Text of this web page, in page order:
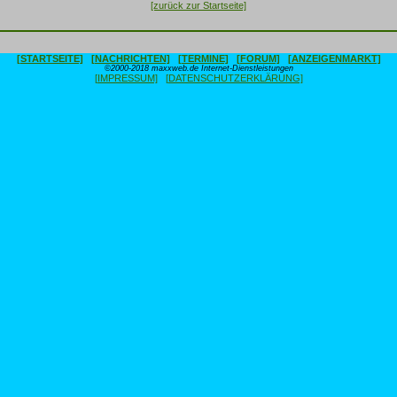
[zurück zur Startseite]
[STARTSEITE] [NACHRICHTEN] [TERMINE] [FORUM] [ANZEIGENMARKT]
©2000-2018 maxxweb.de Internet-Dienstleistungen
[IMPRESSUM] [DATENSCHUTZERKLÄRUNG]